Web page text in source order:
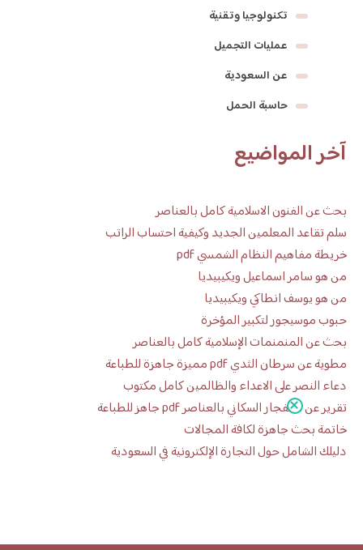
تكنولوجيا وتقنية
عمليات التجميل
عن السعودية
حاسبة الحمل
آخر المواضيع
بحث عن الفنون الاسلامية كامل بالعناصر
سلم تقاعد المعلمين الجديد وكيفية احتساب الراتب
خريطة مفاهيم النظام الشمسي pdf
من هو سامر اسماعيل ويكيبيديا
من هو يوسف انطاكي ويكيبيديا
حبوب موسيجور لتكبير المؤخرة
بحث عن المنمنمات الإسلامية كامل بالعناصر
مطوية عن سرطان الثدي pdf مميزة جاهزة للطباعة
دعاء النصر على الاعداء والظالمين كامل مكتوب
تقرير عن الانفجار السكاني بالعناصر pdf جاهز للطباعة
خاتمة بحث جاهزة لكافة المجالات
دليلك الشامل حول التجارة الإلكترونية في السعودية